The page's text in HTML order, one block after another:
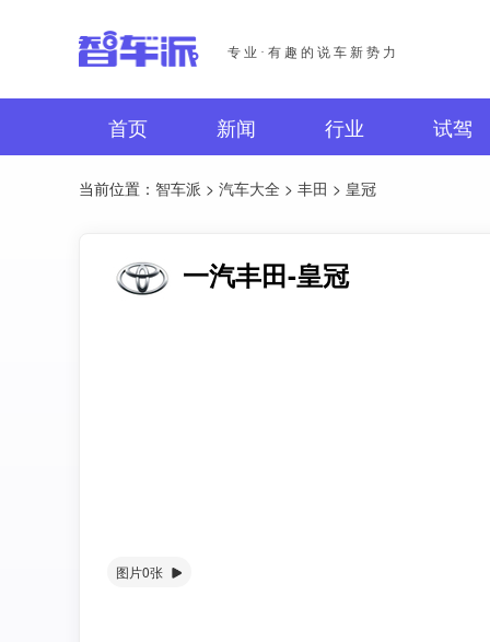
专业·有趣的说车新势力
首页 新闻 行业 试驾
当前位置： 智车派 > 汽车大全 > 丰田 > 皇冠
一汽丰田-皇冠
图片0张